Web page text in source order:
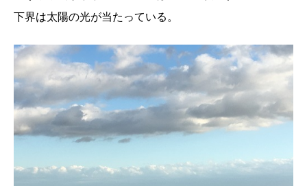
下界は太陽の光が当たっている。